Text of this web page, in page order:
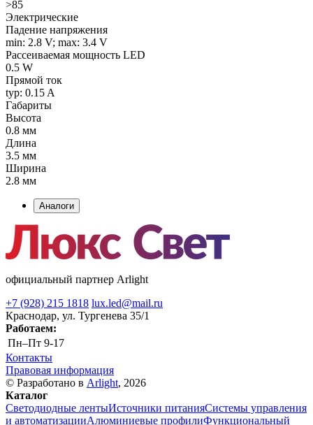
>85
Электрические
Падение напряжения
min: 2.8 V; max: 3.4 V
Рассеиваемая мощность LED
0.5 W
Прямой ток
typ: 0.15 A
Габариты
Высота
0.8 мм
Длина
3.5 мм
Ширина
2.8 мм
Аналоги
официальный партнер Arlight
+7 (928) 215 1818 lux.led@mail.ru
Краснодар, ул. Тургенева 35/1
Работаем:
Пн–Пт 9-17
Контакты
Правовая информация
© Разработано в Arlight, 2026
Каталог
Светодиодные лентыИсточники питанияСистемы управления
и автоматизацииАлюминиевые профилиФункциональный